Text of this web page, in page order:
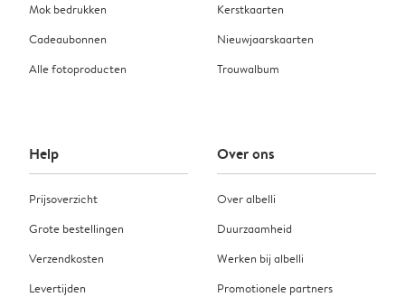
Mok bedrukken
Cadeaubonnen
Alle fotoproducten
Kerstkaarten
Nieuwjaarskaarten
Trouwalbum
Help
Prijsoverzicht
Grote bestellingen
Verzendkosten
Levertijden
Over ons
Over albelli
Duurzaamheid
Werken bij albelli
Promotionele partners